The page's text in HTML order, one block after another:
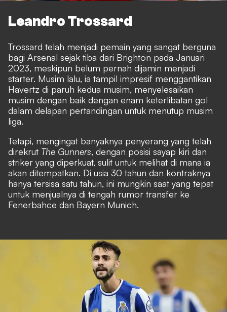
Leandro Trossard
Trossard telah menjadi pemain yang sangat berguna
bagi Arsenal sejak tiba dari Brighton pada Januari
2023, meskipun belum pernah dijamin menjadi
starter. Musim lalu, ia tampil impresif menggantikan
Havertz di paruh kedua musim, menyelesaikan
musim dengan baik dengan enam keterlibatan gol
dalam delapan pertandingan untuk menutup musim
liga.
Tetapi, mengingat banyaknya penyerang yang telah
direkrut The Gunners, dengan posisi sayap kiri dan
striker yang diperkuat, sulit untuk melihat di mana ia
akan ditempatkan. Di usia 30 tahun dan kontraknya
hanya tersisa satu tahun, ini mungkin saat yang tepat
untuk menjualnya di tengah rumor transfer ke
Fenerbahce dan Bayern Munich.